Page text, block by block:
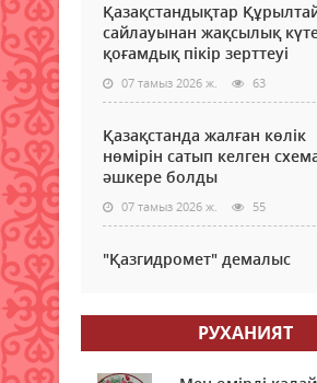
Қазақстандықтар
сайлауынан жақсылық
қоғамдық пікір зерттеуі
07 тамыз 2026 ж. 63
Қазақстанда жалған көлік
нөмірін сатып келген
әшкере болды
07 тамыз 2026 ж. 55
"Қазгидромет" демалыс
07 тамыз 2026 ж. 56
РУХАНИЯТ